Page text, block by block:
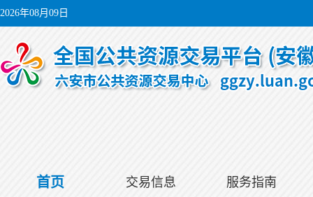
2026年08月09日
首页 交易信息 服务指南